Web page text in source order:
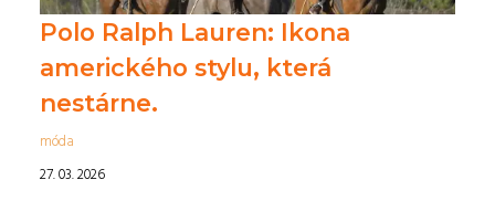
Polo Ralph Lauren: Ikona
amerického stylu, která
nestárne.
móda
27. 03. 2026